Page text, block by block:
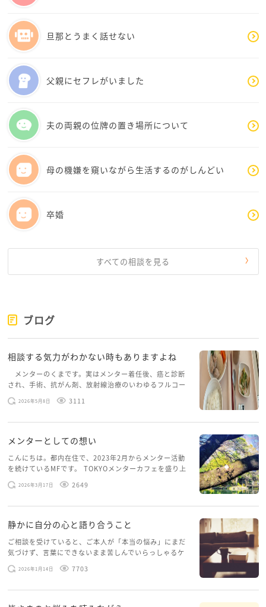
旦那とうまく話せない
父親にセフレがいました
夫の両親の位牌の置き場所について
母の機嫌を窺いながら生活するのがしんどい
卒婚
すべての相談を見る
ブログ
相談する気力がわかない時もありますよね
メンターのくまです。実はメンター着任後、癌と診断
され、手術、抗がん剤、放射線治療のいわゆるフルコー
スを体験していて、しばらくメンターカフェに来られて
いませんでした。体力だけでなく、気力も落ちパソコン
2026年5月8日 3111
メンターとしての想い
こんにちは。都内在住で、2023年2月からメンター活動
を続けているMFです。 TOKYOメンターカフェを盛り上
げたいという想いから、勇気を出して初めてブログを投
稿してみようと思います。少し自分のことを書いてみま
2026年3月17日 2649
静かに自分の心と語り合うこと
ご相談を受けていると、ご本人が「本当の悩み」にまだ
気づけず、言葉にできないまま苦しんでいらっしゃるケ
ースがありますお悩みというのは、心の深いところ（深
層心理）に触れることで、まったく違う角度から解決の
2026年1月14日 7703